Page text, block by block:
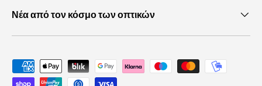
Νέα από τον κόσμο των οπτικών
Αποδεκτές μέθοδοι πληρωμής